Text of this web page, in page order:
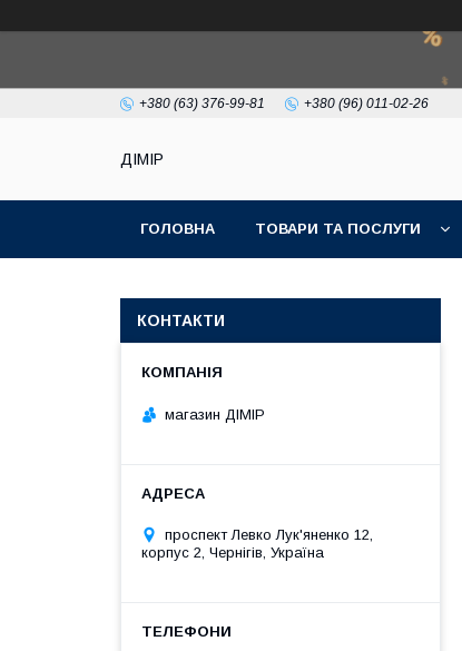
+380 (63) 376-99-81 +380 (96) 011-02-26
ДІМІР
ГОЛОВНА ТОВАРИ ТА ПОСЛУГИ
КОНТАКТИ
магазин ДІМІР
проспект Левко Лук'яненко 12,
корпус 2, Чернігів, Україна